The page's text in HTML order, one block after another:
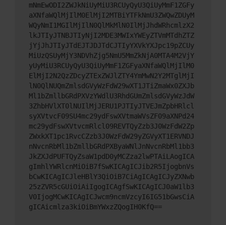
mNmEwODI2ZWJkNiUyMiU3RCUyQyU3QiUyMmF1ZGFy
aXNfaWQlMjIlM0ElMjI2MTBiYTFkNmU3ZWQwZDUyM
WQyNmI1MGIlMjIlN0QlMkMlN0IlMjJhdWRhcmlzX2
lkJTIyJTNBJTIyNjI2MDE3MWIxYWEyZTVmMTdhZTZ
jYjJhJTIyJTdEJTJDJTdCJTIyYXVkYXJpc19pZCUy
MiUzQSUyMjY3NDVhZjg5NmU5MmZkNjA0MTA4M2VjY
yUyMiU3RCUyQyU3QiUyMmF1ZGFyaXNfaWQlMjIlM0
ElMjI2N2QzZDcyZTExZWJlZTY4YmMwN2Y2MTglMjI
lN0QlNUQmZmlsdGVyWzFdW29wXT1JTiZmaWx0ZXJb
Ml1bZmllbGRdPXVzYWdlU3RhdGUmZmlsdGVyWzJdW
3ZhbHVlXT0lNUIlMjJERU1PJTIyJTVEJmZpbHRlcl
syXVtvcF09SU4mc29ydFswXVtmaWVsZF09aXNPd24
mc29ydFswXVtvcmRlcl09REVTQyZzb3J0WzFdW2Zp
ZWxkXT1pc1RvcCZzb3J0WzFdW29yZGVyXT1ERVNDJ
nNvcnRbMl1bZmllbGRdPXByaWNlJnNvcnRbMl1bb3
JkZXJdPUFTQyZsaW1pdD0yMCZza2lwPTAiLAogICA
gImhlYWRlcnMiOiB7fSwKICAgICJib2R5IjogbnVs
bCwKICAgICJleHBlY3QiOiB7CiAgICAgICJyZXNwb
25zZVR5cGUiOiAiIgogICAgfSwKICAgICJ0aW1lb3
V0IjogMCwKICAgICJwcm9ncmVzcyI6IG51bGwsCiA
gICAicmlza3kiOiBmYWxzZQogIH0KfQ==